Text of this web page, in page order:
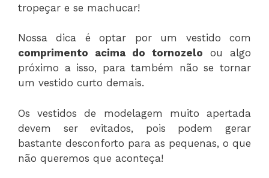
tropeçar e se machucar!
Nossa dica é optar por um vestido com
comprimento acima do tornozelo ou algo
próximo a isso, para também não se tornar
um vestido curto demais.
Os vestidos de modelagem muito apertada
devem ser evitados, pois podem gerar
bastante desconforto para as pequenas, o que
não queremos que aconteça!